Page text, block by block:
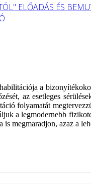
ELŐADÁS ÉS
a
az esetleges
folyamatát
a legmodernebb
megmaradjon, azaz a